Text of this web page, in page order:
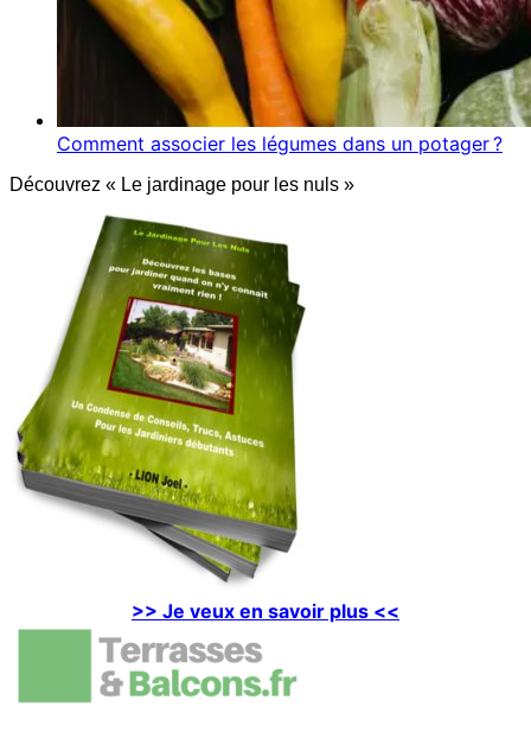
Comment associer les légumes dans un potager ?
Découvrez « Le jardinage pour les nuls »
>> Je veux en savoir plus <<